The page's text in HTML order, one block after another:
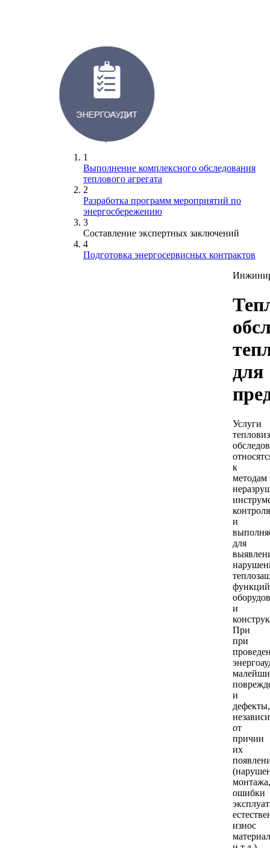
1
Выполнение комплексного обследования
теплового агрегата
2
Разработка программ мероприятий по
энергосбережению
3
Составление экспертных заключений
4
Подготовка энергосервисных контрактов
для
Услуги
к
методам
контроля
и
для
функций
и
При
при
и
дефекты,
от
причин
их
монтажа,
ошибки
износ